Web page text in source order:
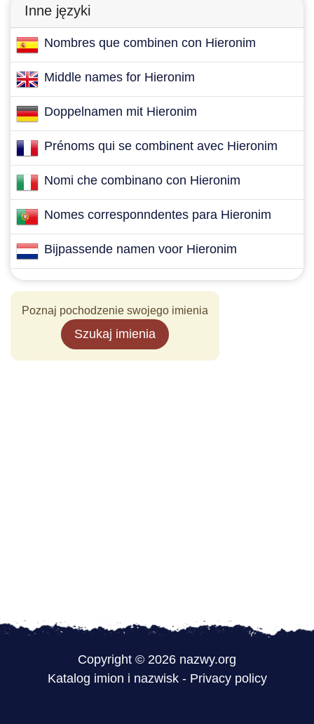
Inne języki
Nombres que combinen con Hieronim
Middle names for Hieronim
Doppelnamen mit Hieronim
Prénoms qui se combinent avec Hieronim
Nomi che combinano con Hieronim
Nomes corresponndentes para Hieronim
Bijpassende namen voor Hieronim
Poznaj pochodzenie swojego imienia
Szukaj imienia
Copyright © 2026 nazwy.org
Katalog imion i nazwisk- Privacy policy